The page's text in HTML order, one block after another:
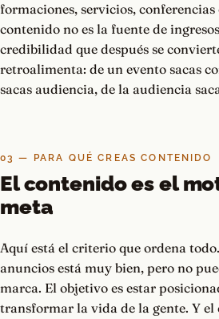
formaciones, servicios, conferencias
contenido no es la fuente de
credibilidad que después se
retroalimenta: de un evento sacas
sacas audiencia, de la audiencia
03 — PARA QUÉ CREAS CONTENIDO
El contenido es el
meta
Aquí está el criterio que ordena
anuncios está muy bien, pero no
marca. El objetivo es estar
transformar la vida de la gente. Y el